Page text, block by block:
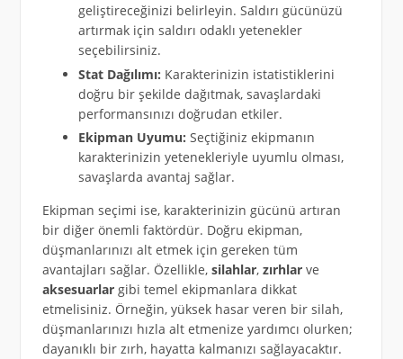
geliştireceğinizi belirleyin. Saldırı gücünüzü
artırmak için saldırı odaklı yetenekler
seçebilirsiniz.
Stat Dağılımı: Karakterinizin istatistiklerini
doğru bir şekilde dağıtmak, savaşlardaki
performansınızı doğrudan etkiler.
Ekipman Uyumu: Seçtiğiniz ekipmanın
karakterinizin yetenekleriyle uyumlu olması,
savaşlarda avantaj sağlar.
Ekipman seçimi ise, karakterinizin gücünü artıran
bir diğer önemli faktördür. Doğru ekipman,
düşmanlarınızı alt etmek için gereken tüm
avantajları sağlar. Özellikle, silahlar, zırhlarve
aksesuarlargibi temel ekipmanlara dikkat
etmelisiniz. Örneğin, yüksek hasar veren bir silah,
düşmanlarınızı hızla alt etmenize yardımcı olurken;
dayanıklı bir zırh, hayatta kalmanızı sağlayacaktır.